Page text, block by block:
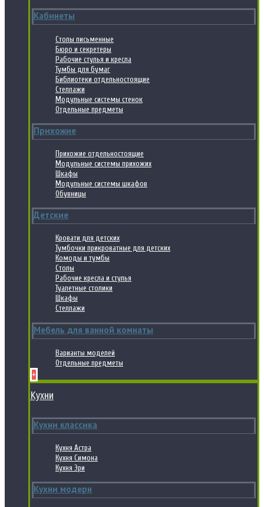
Кабинеты
Столы письменные
Бюро и секретеры
Рабочие стулья и кресла
Тумбы для бумаг
Библиотеки отдельностоящие
Стеллажи
Модульные системы стенок
Отдельные предметы
Прихожие
Прихожие отдельностоящие
Модульные системы прихожих
Шкафы
Модульные системы шкафов
Обувницы
Детские
Кровати для детских
Тумбочки прикроватные для детских
Комоды и тумбы
Столы
Рабочие кресла и стулья
Туалетные столики
Шкафы
Стеллажи
Мебель для ванной комнаты
Варианты моделей
Отдельные предметы
+
Кухни
Кухни классика
Кухня Астра
Кухня Симона
Кухня Эри
Кухни модерн